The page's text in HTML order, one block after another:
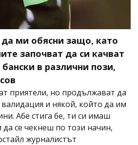
ми обясни защо, като
започват да си качват
в различни пози,
приятели, но продължават да
валидация и някой, който да им
Абе стига бе, ти си имаш
се чекнеш по този начин,
журналистът